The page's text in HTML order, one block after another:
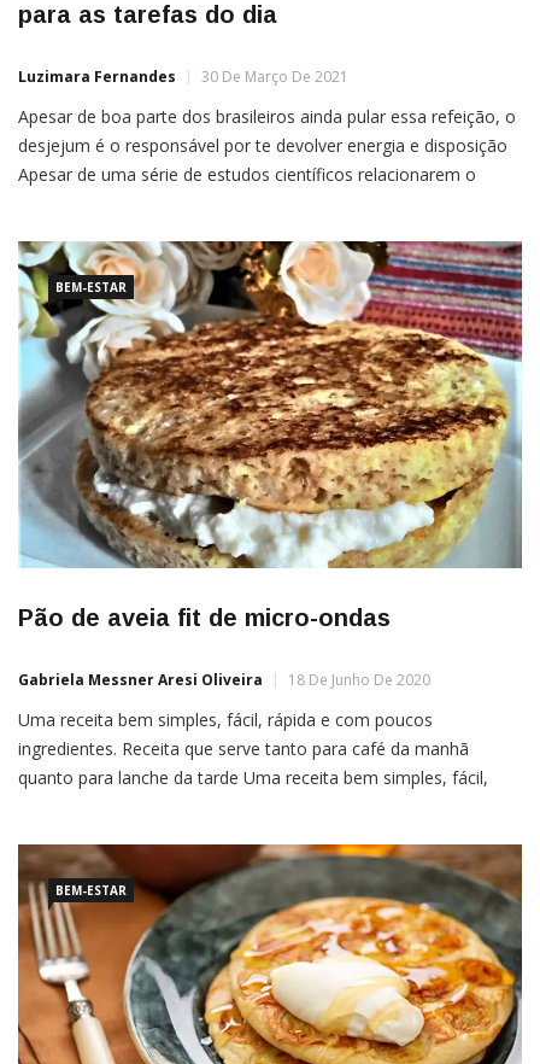
para as tarefas do dia
Luzimara Fernandes 30 De Março De 2021
Apesar de boa parte dos brasileiros ainda pular essa refeição, o
desjejum é o responsável por te devolver energia e disposição
Apesar de uma série de estudos científicos relacionarem o
refeição. À exemplo, um […]
BEM-ESTAR
Pão de aveia fit de micro-ondas
Gabriela Messner Aresi Oliveira 18 De Junho De 2020
Uma receita bem simples, fácil, rápida e com poucos
ingredientes. Receita que serve tanto para café da manhã
quanto para lanche da tarde Uma receita bem simples, fácil,
micro-ondas (substitui a farinha branca […]
BEM-ESTAR